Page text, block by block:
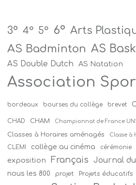
3° 4° 5° 6° Arts
AS Badminton AS
AS Double Dutch AS Natation
Association
bordeaux bourses du collège brevet
CHAD CHAM Championnat de France
Classes à Horaires aménagés Classe à
CLEMI collège au cinéma cérémonie
exposition Français Journal
nous les 800 projet Projets éducatifs